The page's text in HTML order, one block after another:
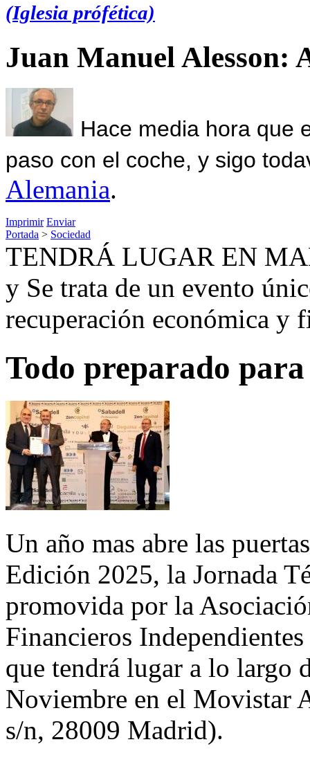
(Iglesia prófética)
Juan Manuel Alesson:
Hace media hora que
paso con el coche, y sigo
Alemania.
Imprimir Enviar
Portada > Sociedad
TENDRÁ LUGAR EN
y Se trata de un evento
recuperación económica y
Todo preparado
Un año mas abre las
Edición 2025, la Jornada
promovida por la
Financieros
que tendrá lugar a lo largo
Noviembre en el Movistar
s/n, 28009 Madrid).